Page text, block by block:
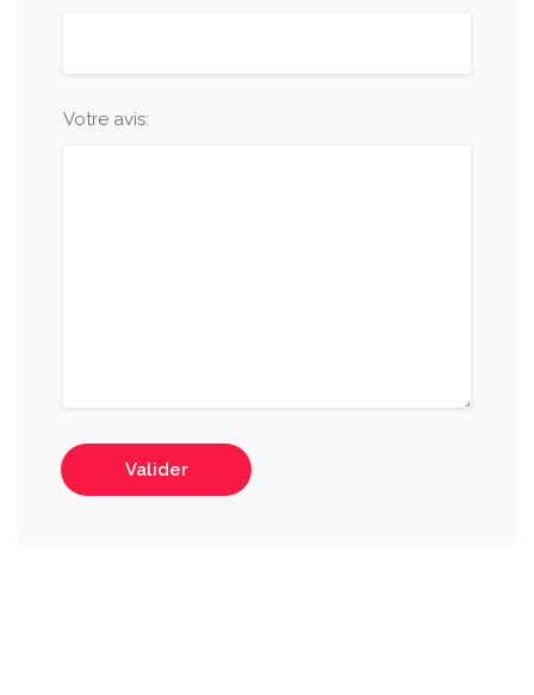
Votre avis:
Valider